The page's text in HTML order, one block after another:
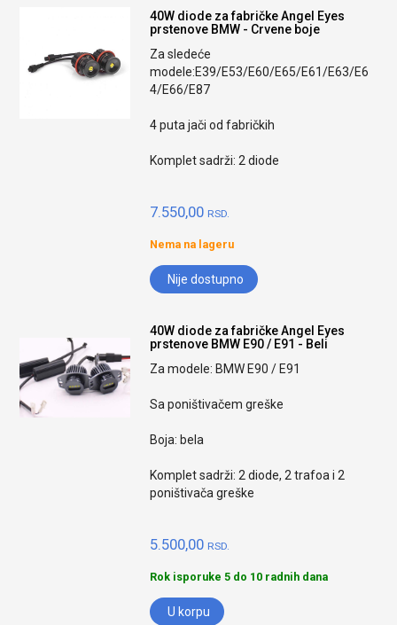
40W diode za fabričke Angel Eyes
prstenove BMW - Crvene boje
Za sledeće
modele:E39/E53/E60/E65/E61/E63/E6
4/E66/E87
4 puta jači od fabričkih
Komplet sadrži: 2 diode
7.550,00 RSD.
Nema na lageru
Nije dostupno
40W diode za fabričke Angel Eyes
prstenove BMW E90 / E91 - Beli
Za modele: BMW E90 / E91
Sa poništivačem greške
Boja: bela
Komplet sadrži: 2 diode, 2 trafoa i 2
poništivača greške
5.500,00 RSD.
Rok isporuke 5 do 10 radnih dana
U korpu